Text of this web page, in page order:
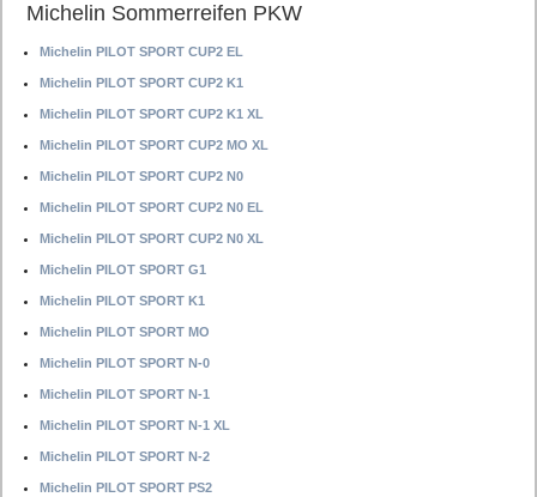
Michelin Sommerreifen PKW
Michelin PILOT SPORT CUP2 EL
Michelin PILOT SPORT CUP2 K1
Michelin PILOT SPORT CUP2 K1 XL
Michelin PILOT SPORT CUP2 MO XL
Michelin PILOT SPORT CUP2 N0
Michelin PILOT SPORT CUP2 N0 EL
Michelin PILOT SPORT CUP2 N0 XL
Michelin PILOT SPORT G1
Michelin PILOT SPORT K1
Michelin PILOT SPORT MO
Michelin PILOT SPORT N-0
Michelin PILOT SPORT N-1
Michelin PILOT SPORT N-1 XL
Michelin PILOT SPORT N-2
Michelin PILOT SPORT PS2